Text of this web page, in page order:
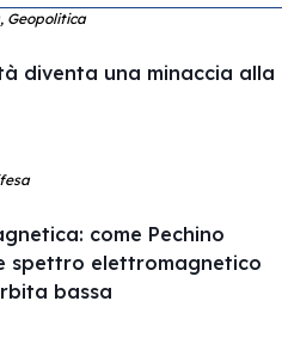
Geopolitica
diventa una minaccia alla
come Pechino
spettro elettromagnetico
bassa